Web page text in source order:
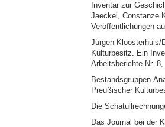
Inventar zur
Jaeckel, Constanze
Veröffentlichungen
Jürgen Kloosterhuis/
Kulturbesitz. Ein
Arbeitsberichte Nr.
Bestandsgruppen-
Preußischer
Die
Das Journal bei der